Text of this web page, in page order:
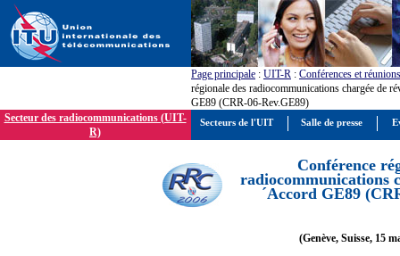
Page principale : UIT-R : Conférences et réunions
régionale des radiocommunications chargée de
GE89 (CRR-06-Rev.GE89)
Secteur des radiocommunications (UIT-
R)
Conférence
radiocommunications
´Accord GE89
(Genève, Suisse, 15
Secteurs de l'UIT Salle de presse